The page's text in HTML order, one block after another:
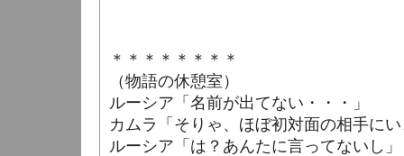
＊＊＊＊＊＊＊＊
（物語の休憩室）
ルーシア「名前が出てない・・・」
カムラ「そりゃ、ほぼ初対面の相手に
ルーシア「は？あんたに言ってないし」